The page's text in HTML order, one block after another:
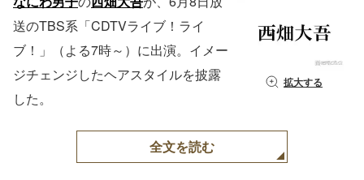
拡大する
送のTBS系「CDTVライブ！ライ
ブ！」（よる7時～）に出演。イメー
ジチェンジしたヘアスタイルを披露
した。
全文を読む